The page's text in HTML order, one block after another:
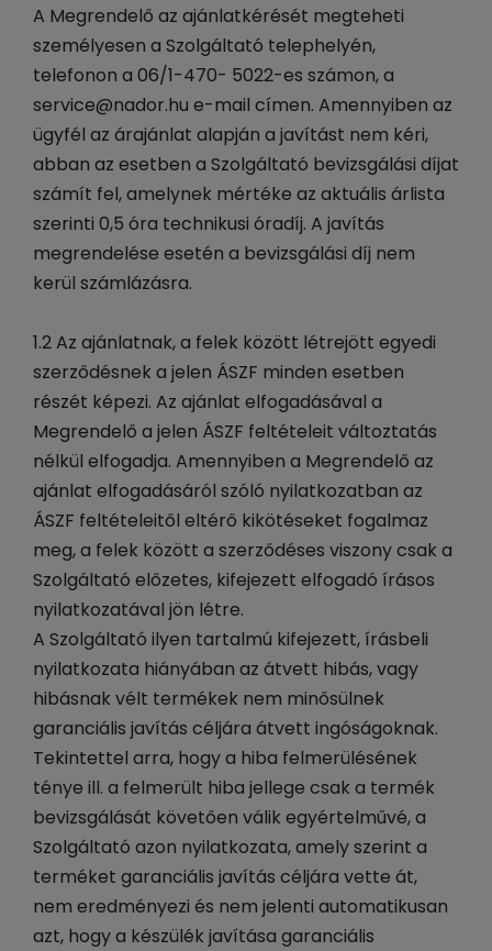
A Megrendelő az ajánlatkérését megteheti
személyesen a Szolgáltató telephelyén,
telefonon a 06/1-470- 5022-es számon, a
service@nador.hu e-mail címen. Amennyiben az
ügyfél az árajánlat alapján a javítást nem kéri,
abban az esetben a Szolgáltató bevizsgálási díjat
számít fel, amelynek mértéke az aktuális árlista
szerinti 0,5 óra technikusi óradíj. A javítás
megrendelése esetén a bevizsgálási díj nem
kerül számlázásra.
1.2 Az ajánlatnak, a felek között létrejött egyedi
szerződésnek a jelen ÁSZF minden esetben
részét képezi. Az ajánlat elfogadásával a
Megrendelő a jelen ÁSZF feltételeit változtatás
nélkül elfogadja. Amennyiben a Megrendelő az
ajánlat elfogadásáról szóló nyilatkozatban az
ÁSZF feltételeitől eltérő kikötéseket fogalmaz
meg, a felek között a szerződéses viszony csak a
Szolgáltató előzetes, kifejezett elfogadó írásos
nyilatkozatával jön létre.
A Szolgáltató ilyen tartalmú kifejezett, írásbeli
nyilatkozata hiányában az átvett hibás, vagy
hibásnak vélt termékek nem minősülnek
garanciális javítás céljára átvett ingóságoknak.
Tekintettel arra, hogy a hiba felmerülésének
ténye ill. a felmerült hiba jellege csak a termék
bevizsgálását követően válik egyértelművé, a
Szolgáltató azon nyilatkozata, amely szerint a
terméket garanciális javítás céljára vette át,
nem eredményezi és nem jelenti automatikusan
azt, hogy a készülék javítása garanciális